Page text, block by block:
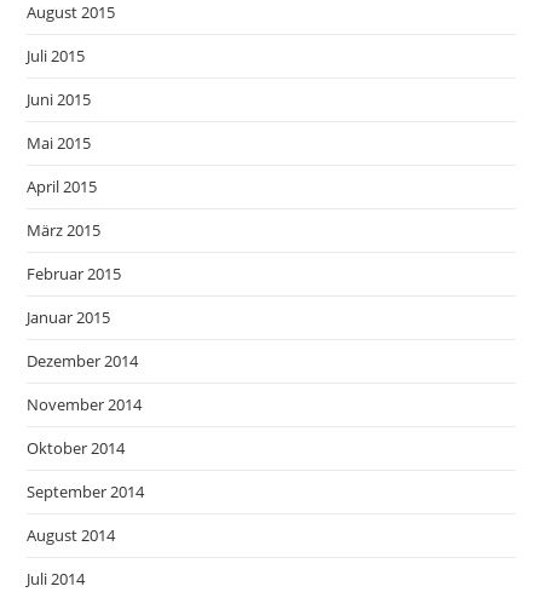
August 2015
Juli 2015
Juni 2015
Mai 2015
April 2015
März 2015
Februar 2015
Januar 2015
Dezember 2014
November 2014
Oktober 2014
September 2014
August 2014
Juli 2014